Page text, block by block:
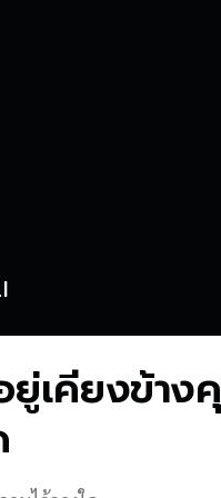
ยู่เคียงข้า